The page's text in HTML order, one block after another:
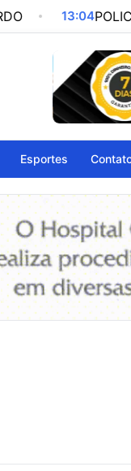
POLICIAL
Esportes